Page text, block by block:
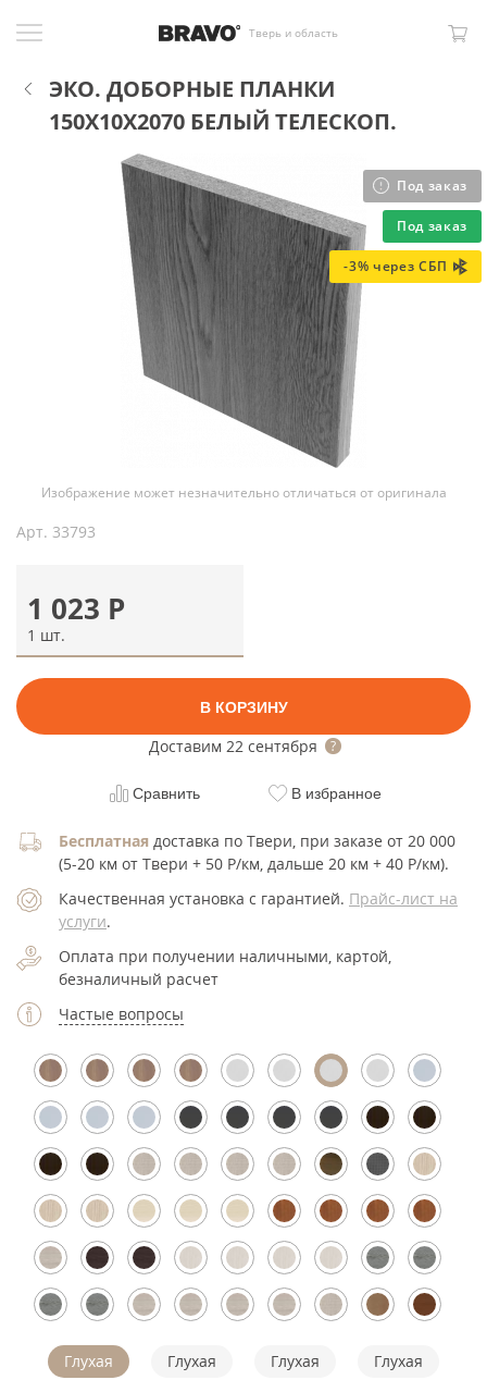
Тверь и область
ЭКО. ДОБОРНЫЕ ПЛАНКИ
150X10X2070 БЕЛЫЙ ТЕЛЕСКОП.
Под заказ
Под заказ
-3% через СБП
Изображение может незначительно отличаться от оригинала
Арт. 33793
1 023 Р
1 шт.
В КОРЗИНУ
Доставим 22 сентября
Сравнить В избранное
Бесплатная доставка по Твери, при заказе от 20 000
(5-20 км от Твери + 50 Р/км, дальше 20 км + 40 Р/км).
Качественная установка с гарантией. Прайс-лист на
услуги.
Оплата при получении наличными, картой,
безналичный расчет
Частые вопросы
Глухая Глухая Глухая Глухая